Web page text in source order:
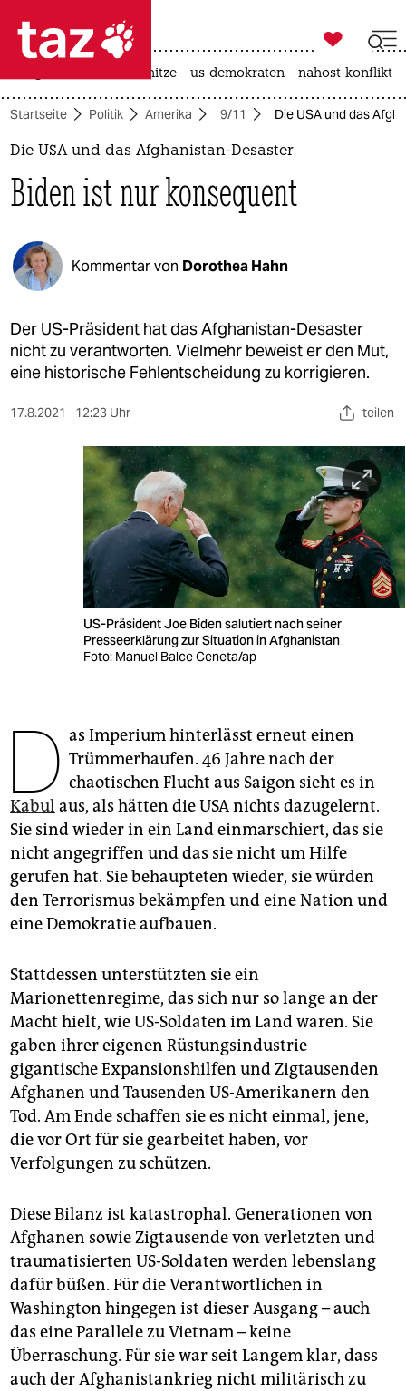
 taz zahl ich
taz zahl ich
politik
öko
gesellschaft
kultur
sport
berlin
wahrheit
veranstaltungen
genossenschaft
epaper login

taz zahl ich
hitze us-demokraten nahost-konflikt
Startseite Politik Amerika 9/11 Die USA und das
Die USA und das Afghanistan-Desaster
Biden ist nur konsequent
Kommentar von Dorothea Hahn
Der US-Präsident hat das Afghanistan-Desaster
nicht zu verantworten. Vielmehr beweist er den Mut,
eine historische Fehlentscheidung zu korrigieren.
17.8.2021 12:23 Uhr teilen
US-Präsident Joe Biden salutiert nach seiner
Presseerklärung zur Situation in Afghanistan
Foto: Manuel Balce Ceneta/ap
D as Imperium hinterlässt erneut einen
Trümmerhaufen. 46 Jahre nach der
chaotischen Flucht aus Saigon sieht es in
Kabul aus, als hätten die USA nichts dazugelernt.
Sie sind wieder in ein Land einmarschiert, das sie
nicht angegriffen und das sie nicht um Hilfe
gerufen hat. Sie behaupteten wieder, sie würden
den Terrorismus bekämpfen und eine Nation und
eine Demokratie aufbauen.
Stattdessen unterstützten sie ein
Marionettenregime, das sich nur so lange an der
Macht hielt, wie US-Soldaten im Land waren. Sie
gaben ihrer eigenen Rüstungsindustrie
gigantische Expansionshilfen und Zigtausenden
Afghanen und Tausenden US-Amerikanern den
Tod. Am Ende schaffen sie es nicht einmal, jene,
die vor Ort für sie gearbeitet haben, vor
Verfolgungen zu schützen.
Diese Bilanz ist katastrophal. Generationen von
Afghanen sowie Zigtausende von verletzten und
traumatisierten US-Soldaten werden lebenslang
dafür büßen. Für die Verantwortlichen in
Washington hingegen ist dieser Ausgang – auch
das eine Parallele zu Vietnam – keine
Überraschung. Für sie war seit Langem klar, dass
auch der Afghanistankrieg nicht militärisch zu